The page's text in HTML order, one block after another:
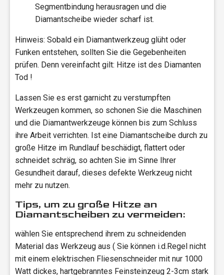
Segmentbindung herausragen und die
Diamantscheibe wieder scharf ist.
Hinweis: Sobald ein Diamantwerkzeug glüht oder
Funken entstehen, sollten Sie die Gegebenheiten
prüfen. Denn vereinfacht gilt: Hitze ist des Diamanten
Tod !
Lassen Sie es erst garnicht zu verstumpften
Werkzeugen kommen, so schonen Sie die Maschinen
und die Diamantwerkzeuge können bis zum Schluss
ihre Arbeit verrichten. Ist eine Diamantscheibe durch zu
große Hitze im Rundlauf beschädigt, flattert oder
schneidet schräg, so achten Sie im Sinne Ihrer
Gesundheit darauf, dieses defekte Werkzeug nicht
mehr zu nutzen.
Tips, um zu große Hitze an
Diamantscheiben zu vermeiden:
wählen Sie entsprechend ihrem zu schneidenden
Material das Werkzeug aus ( Sie können i.d.Regel nicht
mit einem elektrischen Fliesenschneider mit nur 1000
Watt dickes, hartgebranntes Feinsteinzeug 2-3cm stark